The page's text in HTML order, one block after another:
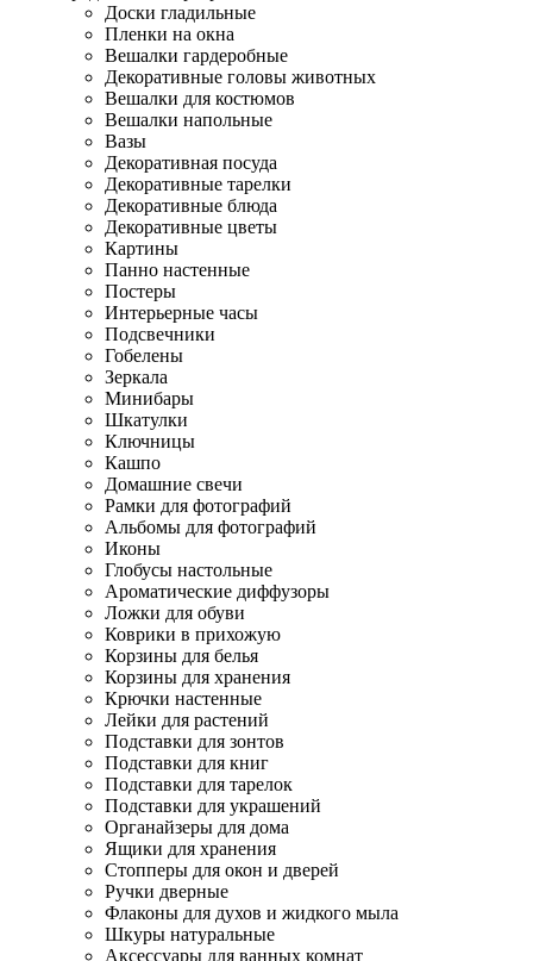
Доски гладильные
Пленки на окна
Вешалки гардеробные
Декоративные головы животных
Вешалки для костюмов
Вешалки напольные
Вазы
Декоративная посуда
Декоративные тарелки
Декоративные блюда
Декоративные цветы
Картины
Панно настенные
Постеры
Интерьерные часы
Подсвечники
Гобелены
Зеркала
Минибары
Шкатулки
Ключницы
Кашпо
Домашние свечи
Рамки для фотографий
Альбомы для фотографий
Иконы
Глобусы настольные
Ароматические диффузоры
Ложки для обуви
Коврики в прихожую
Корзины для белья
Корзины для хранения
Крючки настенные
Лейки для растений
Подставки для зонтов
Подставки для книг
Подставки для тарелок
Подставки для украшений
Органайзеры для дома
Ящики для хранения
Стопперы для окон и дверей
Ручки дверные
Флаконы для духов и жидкого мыла
Шкуры натуральные
Аксессуары для ванных комнат